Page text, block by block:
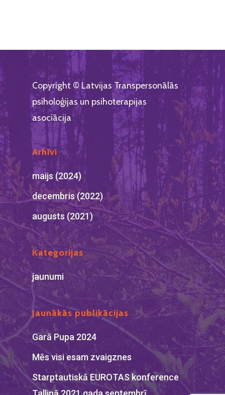
Copyright © Latvijas Transpersonālās
psiholoģijas un psihoterapijas
asociācija
Arhīvi
maijs (2024)
decembris (2022)
augusts (2021)
Kategorijas
jaunumi
Jaunākās publikācijas
Garā Pupa 2024
Mēs visi esam zvaigznes
Starptautiskā EUROTAS konference